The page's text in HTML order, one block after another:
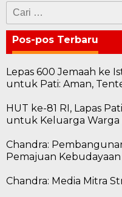
Cari
untuk:
Pos-pos Terbaru
Lepas 600 Jemaah ke
untuk Pati: Aman,
HUT ke-81 RI, Lapas
untuk Keluarga Warga
Chandra:
Pemajuan Kebudayaan
Chandra: Media Mitra